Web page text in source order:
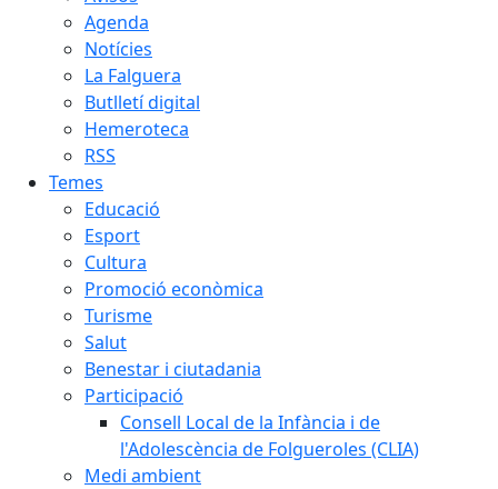
Agenda
Notícies
La Falguera
Butlletí digital
Hemeroteca
RSS
Temes
Educació
Esport
Cultura
Promoció econòmica
Turisme
Salut
Benestar i ciutadania
Participació
Consell Local de la Infància i de
l'Adolescència de Folgueroles (CLIA)
Medi ambient